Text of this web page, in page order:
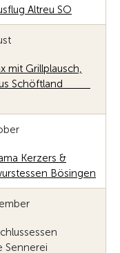
Altreu SO
mit Grillplausch,
Schöftland
Kerzers &
Bösingen
Sennerei